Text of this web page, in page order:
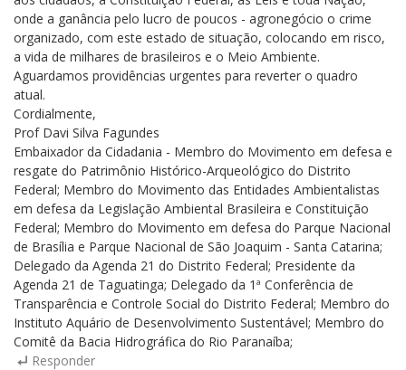
onde a ganância pelo lucro de poucos - agronegócio o crime
organizado, com este estado de situação, colocando em risco,
a vida de milhares de brasileiros e o Meio Ambiente.
Aguardamos providências urgentes para reverter o quadro
atual.
Cordialmente,
Prof Davi Silva Fagundes
Embaixador da Cidadania - Membro do Movimento em defesa e
resgate do Patrimônio Histórico-Arqueológico do Distrito
Federal; Membro do Movimento das Entidades Ambientalistas
em defesa da Legislação Ambiental Brasileira e Constituição
Federal; Membro do Movimento em defesa do Parque Nacional
de Brasília e Parque Nacional de São Joaquim - Santa Catarina;
Delegado da Agenda 21 do Distrito Federal; Presidente da
Agenda 21 de Taguatinga; Delegado da 1ª Conferência de
Transparência e Controle Social do Distrito Federal; Membro do
Instituto Aquário de Desenvolvimento Sustentável; Membro do
Comitê da Bacia Hidrográfica do Rio Paranaíba;
Responder